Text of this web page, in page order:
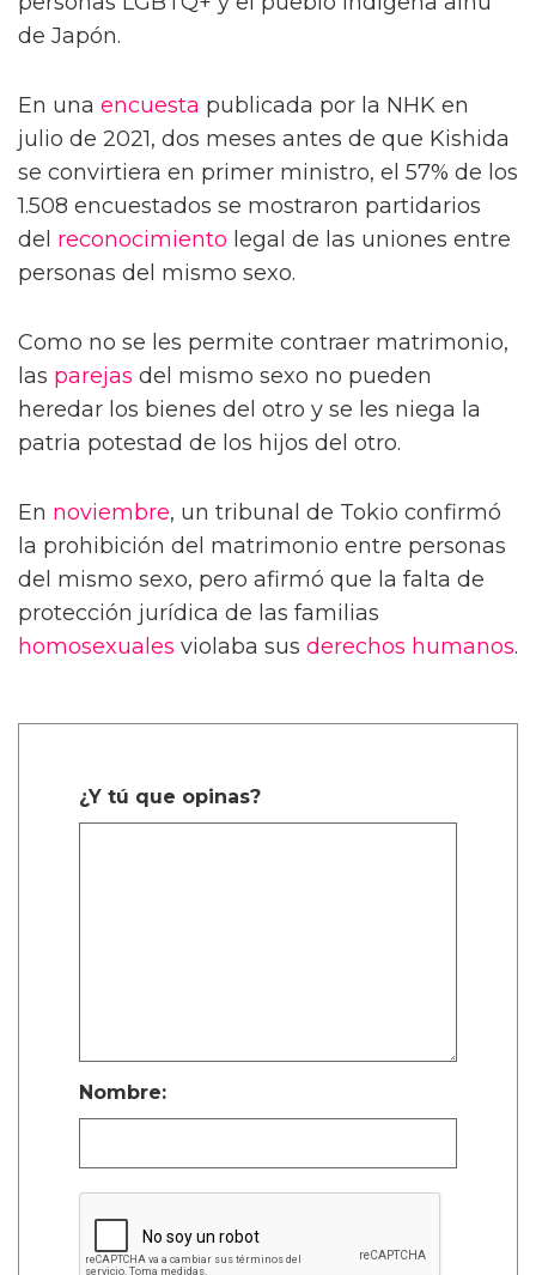
de Japón.
En una encuesta publicada por la NHK en
julio de 2021, dos meses antes de que Kishida
se convirtiera en primer ministro, el 57% de los
1.508 encuestados se mostraron partidarios
del reconocimiento legal de las uniones entre
personas del mismo sexo.
Como no se les permite contraer matrimonio,
las parejas del mismo sexo no pueden
heredar los bienes del otro y se les niega la
patria potestad de los hijos del otro.
En noviembre, un tribunal de Tokio confirmó
la prohibición del matrimonio entre personas
del mismo sexo, pero afirmó que la falta de
protección jurídica de las familias
homosexuales violaba sus derechos humanos.
¿Y tú que opinas?
Nombre: